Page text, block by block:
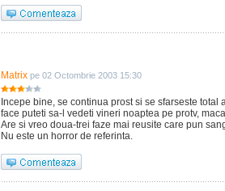
Matrix pe 02 Octombrie 2003 15:30
Incepe bine, se continua prost si se sfarseste total
face puteti sa-l vedeti vineri noaptea pe protv,
Are si vreo doua-trei faze mai reusite care pun
Nu este un horror de referinta.